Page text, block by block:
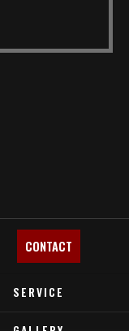
CONTACT
SERVICE